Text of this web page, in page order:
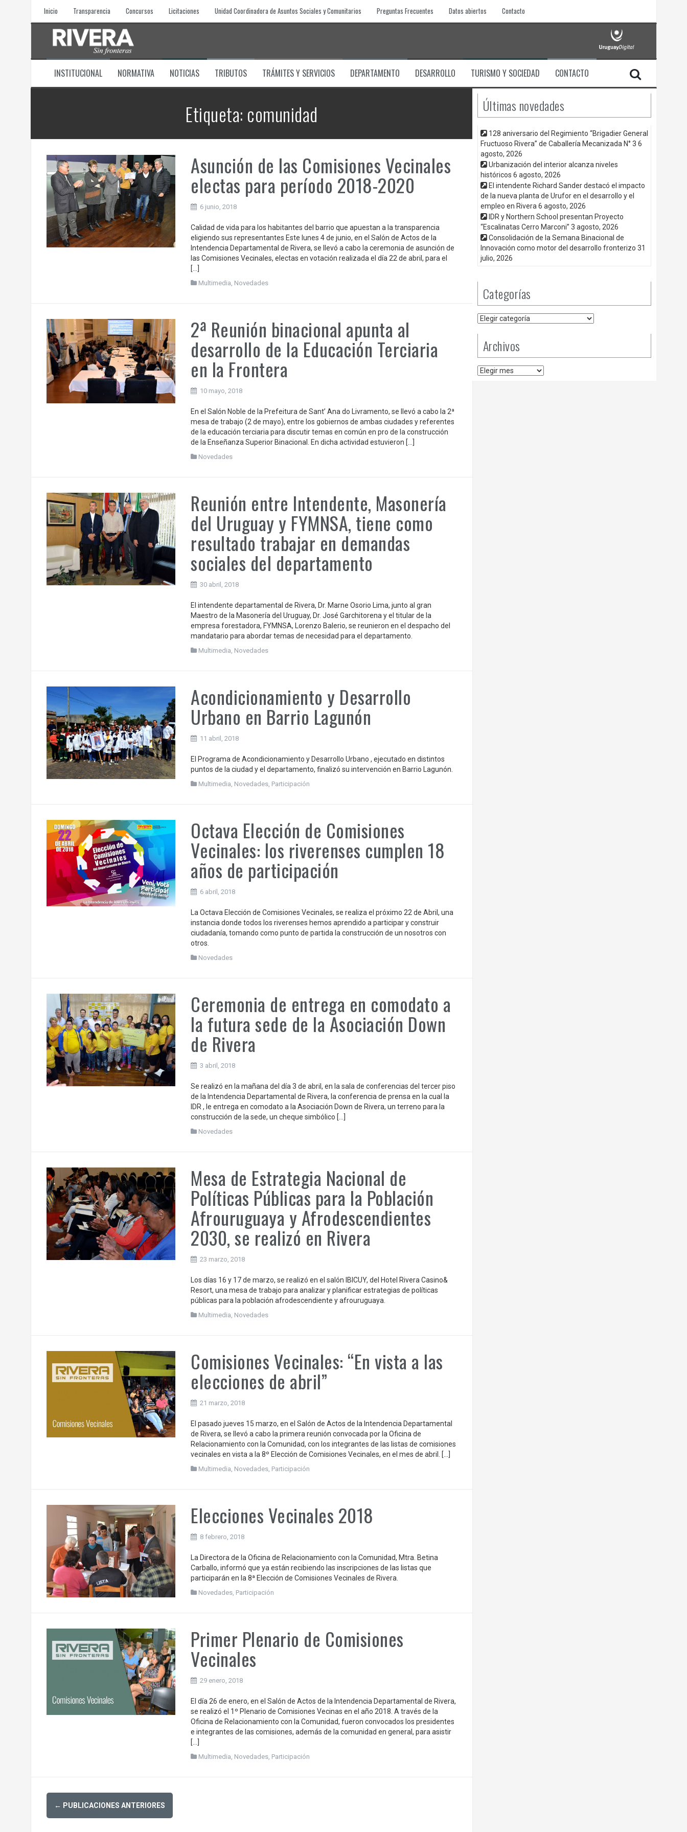
Inicio Transparencia Concursos Licitaciones Unidad Coordinadora de Asuntos Sociales y Comunitarios Preguntas Frecuentes Datos abiertos Contacto
INSTITUCIONAL NORMATIVA NOTICIAS TRIBUTOS TRÁMITES Y SERVICIOS DEPARTAMENTO DESARROLLO TURISMO Y SOCIEDAD CONTACTO
Etiqueta: comunidad
Asunción de las Comisiones Vecinales
electas para período 2018-2020
6 junio, 2018
Calidad de vida para los habitantes del barrio que apuestan a la transparencia
eligiendo sus representantes Este lunes 4 de junio, en el Salón de Actos de la
Intendencia Departamental de Rivera, se llevó a cabo la ceremonia de asunción de
las Comisiones Vecinales, electas en votación realizada el día 22 de abril, para el
[…]
Multimedia, Novedades
2ª Reunión binacional apunta al
desarrollo de la Educación Terciaria
en la Frontera
10 mayo, 2018
En el Salón Noble de la Prefeitura de Sant’ Ana do Livramento, se llevó a cabo la 2ª
mesa de trabajo (2 de mayo), entre los gobiernos de ambas ciudades y referentes
de la educación terciaria para discutir temas en común en pro de la construcción
de la Enseñanza Superior Binacional. En dicha actividad estuvieron […]
Novedades
Reunión entre Intendente, Masonería
del Uruguay y FYMNSA, tiene como
resultado trabajar en demandas
sociales del departamento
30 abril, 2018
El intendente departamental de Rivera, Dr. Marne Osorio Lima, junto al gran
Maestro de la Masonería del Uruguay, Dr. José Garchitorena y el titular de la
empresa forestadora, FYMNSA, Lorenzo Balerio, se reunieron en el despacho del
mandatario para abordar temas de necesidad para el departamento.
Multimedia, Novedades
Acondicionamiento y Desarrollo
Urbano en Barrio Lagunón
11 abril, 2018
El Programa de Acondicionamiento y Desarrollo Urbano , ejecutado en distintos
puntos de la ciudad y el departamento, finalizó su intervención en Barrio Lagunón.
Multimedia, Novedades, Participación
Octava Elección de Comisiones
Vecinales: los riverenses cumplen 18
años de participación
6 abril, 2018
La Octava Elección de Comisiones Vecinales, se realiza el próximo 22 de Abril, una
instancia donde todos los riverenses hemos aprendido a participar y construir
ciudadanía, tomando como punto de partida la construcción de un nosotros con
otros.
Novedades
Ceremonia de entrega en comodato a
la futura sede de la Asociación Down
de Rivera
3 abril, 2018
Se realizó en la mañana del día 3 de abril, en la sala de conferencias del tercer piso
de la Intendencia Departamental de Rivera, la conferencia de prensa en la cual la
IDR , le entrega en comodato a la Asociación Down de Rivera, un terreno para la
construcción de la sede, un cheque simbólico […]
Novedades
Mesa de Estrategia Nacional de
Políticas Públicas para la Población
Afrouruguaya y Afrodescendientes
2030, se realizó en Rivera
23 marzo, 2018
Los días 16 y 17 de marzo, se realizó en el salón IBICUY, del Hotel Rivera Casino&
Resort, una mesa de trabajo para analizar y planificar estrategias de políticas
públicas para la población afrodescendiente y afrouruguaya.
Multimedia, Novedades
Comisiones Vecinales: “En vista a las
elecciones de abril”
21 marzo, 2018
El pasado jueves 15 marzo, en el Salón de Actos de la Intendencia Departamental
de Rivera, se llevó a cabo la primera reunión convocada por la Oficina de
Relacionamiento con la Comunidad, con los integrantes de las listas de comisiones
vecinales en vista a la 8º Elección de Comisiones Vecinales, en el mes de abril. […]
Multimedia, Novedades, Participación
Elecciones Vecinales 2018
8 febrero, 2018
La Directora de la Oficina de Relacionamiento con la Comunidad, Mtra. Betina
Carballo, informó que ya están recibiendo las inscripciones de las listas que
participarán en la 8ª Elección de Comisiones Vecinales de Rivera.
Novedades, Participación
Primer Plenario de Comisiones
Vecinales
29 enero, 2018
El día 26 de enero, en el Salón de Actos de la Intendencia Departamental de Rivera,
se realizó el 1º Plenario de Comisiones Vecinas en el año 2018. A través de la
Oficina de Relacionamiento con la Comunidad, fueron convocados los presidentes
e integrantes de las comisiones, además de la comunidad en general, para asistir
[…]
Multimedia, Novedades, Participación
Posts
navigation
← PUBLICACIONES ANTERIORES
Últimas novedades
128 aniversario del Regimiento “Brigadier General
Fructuoso Rivera” de Caballería Mecanizada N° 3 6
agosto, 2026
Urbanización del interior alcanza niveles
históricos 6 agosto, 2026
El intendente Richard Sander destacó el impacto
de la nueva planta de Urufor en el desarrollo y el
empleo en Rivera 6 agosto, 2026
IDR y Northern School presentan Proyecto
“Escalinatas Cerro Marconi” 3 agosto, 2026
Consolidación de la Semana Binacional de
Innovación como motor del desarrollo fronterizo 31
julio, 2026
Categorías
Categorías
Archivos
Archivos